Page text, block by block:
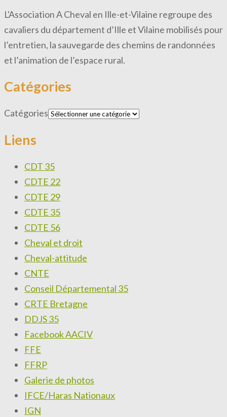
L'Association A Cheval en Ille-et-Vilaine regroupe des
cavaliers du département d’Ille et Vilaine mobilisés pour
l’entretien, la sauvegarde des chemins de randonnées
et l’animation de l’espace rural.
Catégories
Catégories
Liens
CDT 35
CDTE 22
CDTE 29
CDTE 35
CDTE 56
Cheval et droit
Cheval-attitude
CNTE
Conseil Départemental 35
CRTE Bretagne
DDJS 35
Facebook AACIV
FFE
FFRP
Galerie de photos
IFCE/Haras Nationaux
IGN